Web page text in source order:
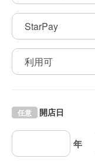
StarPay
利用可
開店日
任意
年